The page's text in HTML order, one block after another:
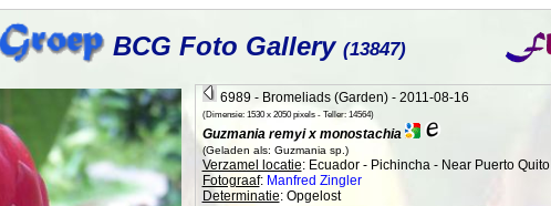
BCG Foto Gallery (13847)
6989 - Bromeliads (Garden) - 2011-08-16
(Dimensie: 1530 x 2050 pixels - Teller: 14564)
Guzmania remyi x monostachia
(Geladen als: Guzmania sp.)
Verzamel locatie: Ecuador - Pichincha - Near Puerto Quito
Fotograaf: Manfred Zingler
Determinatie: Opgelost